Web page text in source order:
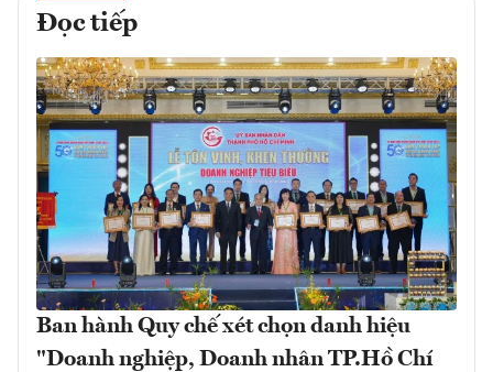
Đọc tiếp
Ban hành Quy chế xét chọn danh hiệu
"Doanh nghiệp, Doanh nhân TP.Hồ Chí